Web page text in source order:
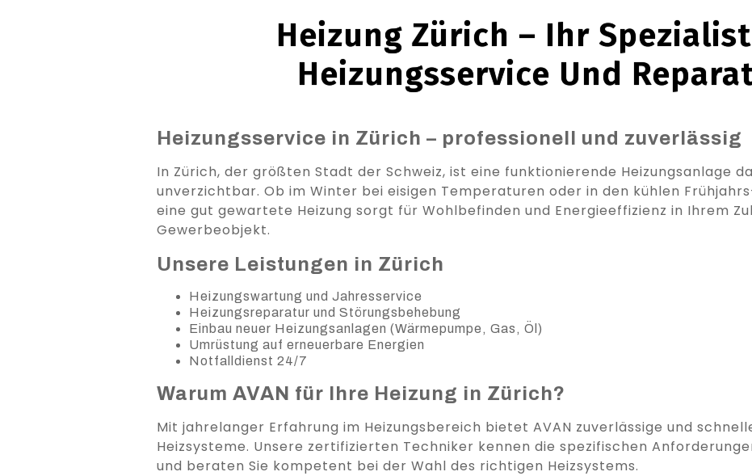
Heizung Zürich – Ihr
Heizungsservice Und
Heizungsservice in Zürich – professionell und zuverlässig
In Zürich, der größten Stadt der Schweiz, ist eine funktionierende Heizungsanlage
unverzichtbar. Ob im Winter bei eisigen Temperaturen oder in den kühlen
eine gut gewartete Heizung sorgt für Wohlbefinden und Energieeffizienz in Ihrem
Gewerbeobjekt.
Unsere Leistungen in Zürich
Heizungswartung und Jahresservice
Heizungsreparatur und Störungsbehebung
Einbau neuer Heizungsanlagen (Wärmepumpe, Gas, Öl)
Umrüstung auf erneuerbare Energien
Notfalldienst 24/7
Warum AVAN für Ihre Heizung in Zürich?
Mit jahrelanger Erfahrung im Heizungsbereich bietet AVAN zuverlässige und
Heizsysteme. Unsere zertifizierten Techniker kennen die spezifischen
und beraten Sie kompetent bei der Wahl des richtigen Heizsystems.